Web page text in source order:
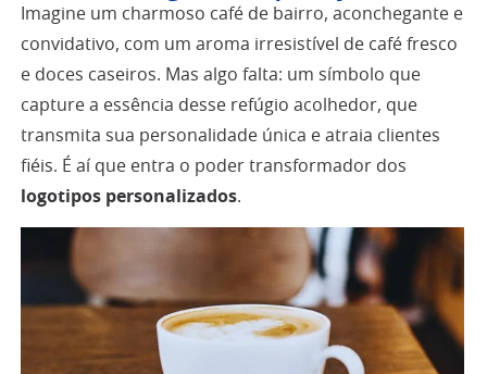
Imagine um charmoso café de bairro, aconchegante e
convidativo, com um aroma irresistível de café fresco
e doces caseiros. Mas algo falta: um símbolo que
capture a essência desse refúgio acolhedor, que
transmita sua personalidade única e atraia clientes
fiéis. É aí que entra o poder transformador dos
logotipos personalizados.